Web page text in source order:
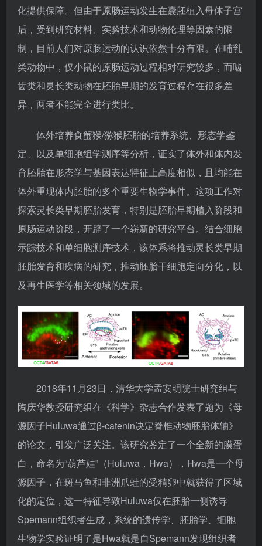
化提供保障。但由于原肠运动发生在囊胚植入母体子宫
后，受到研究材料、实验技术和动物伦理等因素的限
制，目前人们对原肠运动的认识依然十分有限。在哺乳
类动物中，仅小鼠的原肠运动过程相对研究较多，而啮
齿类和灵长类动物在胚胎早期的发育过程存在很多差
异，两者不能完全进行类比。
体外培养食蟹猴/猕猴胚胎的培养系统、形态学鉴
定、以及单细胞组学测序等分析，证实了体外和体内发
育胚胎在形态学与基因表达特征上高度相似，且均能在
体外重现体内胚胎的多个重要生物学事件。这项工作对
探索灵长类早期胚胎发育，特别是胚胎早期植入阶段和
原肠运动阶段，开辟了一个崭新的研究平台。结合细胞
示踪技术和单细胞测序技术，该体系将推动灵长类早期
胚胎发育和疾病的研究，推动胚胎干细胞定向分化，以
及再生医学等相关领域的发展。
2018年11月23日，清华大学孟安明院士研究组与
陶庆华教授研究组在《科学》杂志合作发表了题为《母
源因子Huluwa通过β-catenin决定脊椎动物胚胎体轴》
的论文，引发广泛关注。该研究鉴定了一个全新的膜蛋
白，命名为“葫芦娃”（Huluwa，Hwa），Hwa是一个母
源因子，在斑马鱼和非洲爪蛙的受精卵中就获得了区域
化的定位，这一特征导致Huluwa仅在胚胎一侧诱导
Spemann组织者生成，系统的遗传学、胚胎学、细胞
生物学实验证明了是Hwa就是自Spemann发现组织者